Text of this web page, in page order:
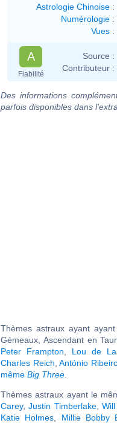
Astrologie Chinoise :
Numérologie :
Vues :
A
Fiabilité
Source :
Contributeur :
Des informations
parfois disponibles dans
Thèmes astraux ayant
Gémeaux, Ascendant en
Peter Frampton
Lou de
Charles Reich António
même Big Three
Thèmes astraux ayant le
Carey,Justin Timberlake,
Katie Holmes
Millie Bobby